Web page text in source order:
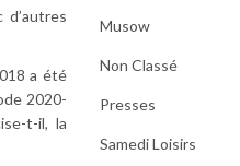
a été
2020-
t-il, la
Musow
Non Classé
Presses
Samedi Loisirs